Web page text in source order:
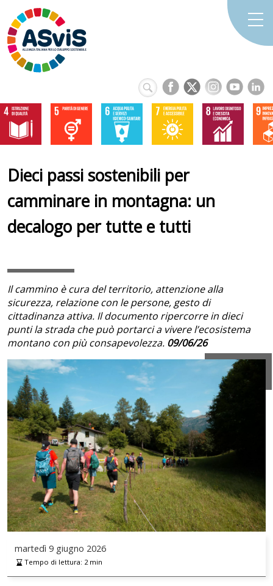
Dieci passi sostenibili per
camminare in montagna: un
decalogo per tutte e tutti
Il cammino è cura del territorio, attenzione alla
sicurezza, relazione con le persone, gesto di
cittadinanza attiva. Il documento ripercorre in dieci
punti la strada che può portarci a vivere l’ecosistema
montano con più consapevolezza. 09/06/26
martedì 9 giugno 2026
Tempo di lettura: 2min